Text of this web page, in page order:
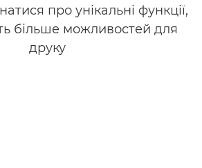
про унікальні функції,
більше можливостей для
друку